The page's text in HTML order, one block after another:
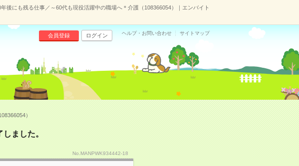
年後にも残る仕事／～60代も現役活躍中の職場へ＊介護（108366054）｜エンバイト
会員登録 ログイン ヘルプ・お問い合わせ サイトマップ
）
しました。
No.MANPWK934442-18